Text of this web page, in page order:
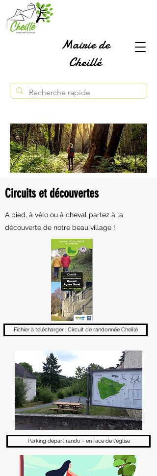
Mairie de
Cheillé
Circuits et découvertes
A pied, à vélo ou à cheval partez à la
découverte de notre beau village !
Fichier à télécharger : Circuit de randonnée Cheillé
Parking départ rando - en face de l'église